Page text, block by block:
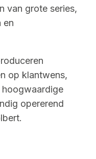
van grote series,
en
op klantwens,
hoogwaardige
opererend